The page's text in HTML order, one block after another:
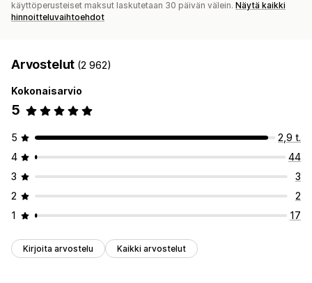
käyttöperusteiset maksut laskutetaan 30 päivän välein. Näytä kaikki
hinnoitteluvaihtoehdot
Arvostelut (2 962)
Kokonaisarvio
5
5
2,9 t.
4
44
3
3
2
2
1
17
Kirjoita arvostelu Kaikki arvostelut